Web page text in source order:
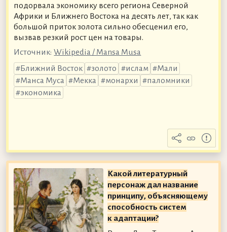
подорвала экономику всего региона Северной
Африки и Ближнего Востока на десять лет, так как
большой приток золота сильно обесценил его,
вызвав резкий рост цен на товары.
Источник: Wikipedia / Mansa Musa
Ближний Восток
золото ислам
Мали
Манса Муса
Мекка монархи
паломники
экономика
Какой литературный
персонаж дал название
принципу, объясняющему
способность систем
к адаптации?